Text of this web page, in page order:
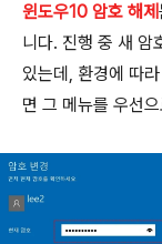
윈도우10 암호 해제
니다. 진행 중 새 암
있는데, 환경에 따
면 그 메뉴를 우선